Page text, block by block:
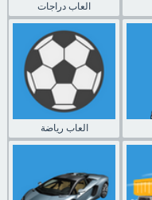
العاب دراجات
العاب رياضة